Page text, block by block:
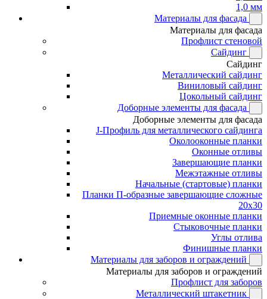
1,0 мм
Материалы для фасада
Материалы для фасада
Профлист стеновой
Сайдинг
Сайдинг
Металлический сайдинг
Виниловый сайдинг
Цокольный сайдинг
Доборные элементы для фасада
Доборные элементы для фасада
J-Профиль для металлического сайдинга
Околооконные планки
Оконные отливы
Завершающие планки
Межэтажные отливы
Начальные (стартовые) планки
Планки П-образные завершающие сложные
20x30
Приемные оконные планки
Стыковочные планки
Углы отлива
Финишные планки
Материалы для заборов и ограждений
Материалы для заборов и ограждений
Профлист для заборов
Металлический штакетник